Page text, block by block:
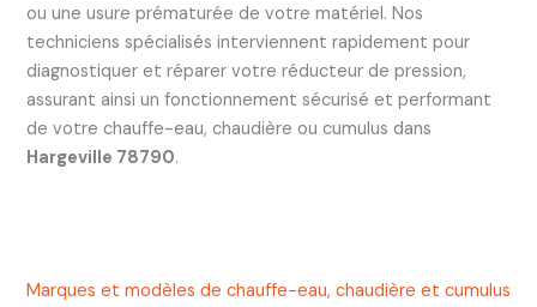
ou une usure prématurée de votre matériel. Nos
techniciens spécialisés interviennent rapidement pour
diagnostiquer et réparer votre réducteur de pression,
assurant ainsi un fonctionnement sécurisé et performant
de votre chauffe-eau, chaudière ou cumulus dans
Hargeville 78790.
Marques et modèles de chauffe-eau, chaudière et cumulus